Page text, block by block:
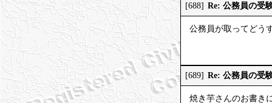
[688] Re: 公務員の受
公務員が取ってどう
[689] Re: 公務員の受
焼き芋さんのお書き